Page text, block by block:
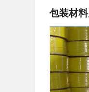
包装材